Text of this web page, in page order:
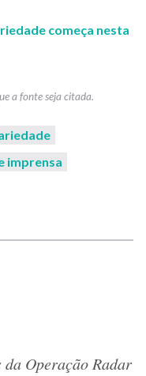
começa nesta
imprensa
Operação Radar